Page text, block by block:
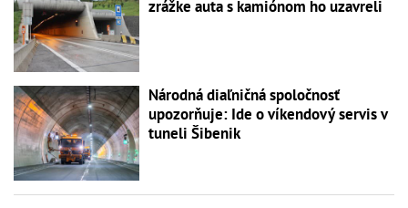
zrážke auta s kamiónom ho uzavreli
Národná diaľničná spoločnosť
upozorňuje: Ide o víkendový servis v
tuneli Šibenik